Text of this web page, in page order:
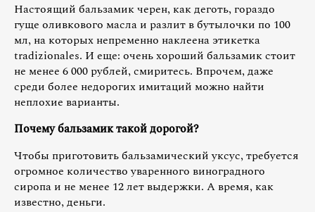
Настоящий бальзамик черен, как деготь, гораздо
гуще оливкового масла и разлит в бутылочки по 100
мл, на которых непременно наклеена этикетка
tradizionales. И еще: очень хороший бальзамик стоит
не менее 6 000 рублей, смиритесь. Впрочем, даже
среди более недорогих имитаций можно найти
неплохие варианты.
Почему бальзамик такой дорогой?
Чтобы приготовить бальзамический уксус, требуется
огромное количество уваренного виноградного
сиропа и не менее 12 лет выдержки. А время, как
известно, деньги.